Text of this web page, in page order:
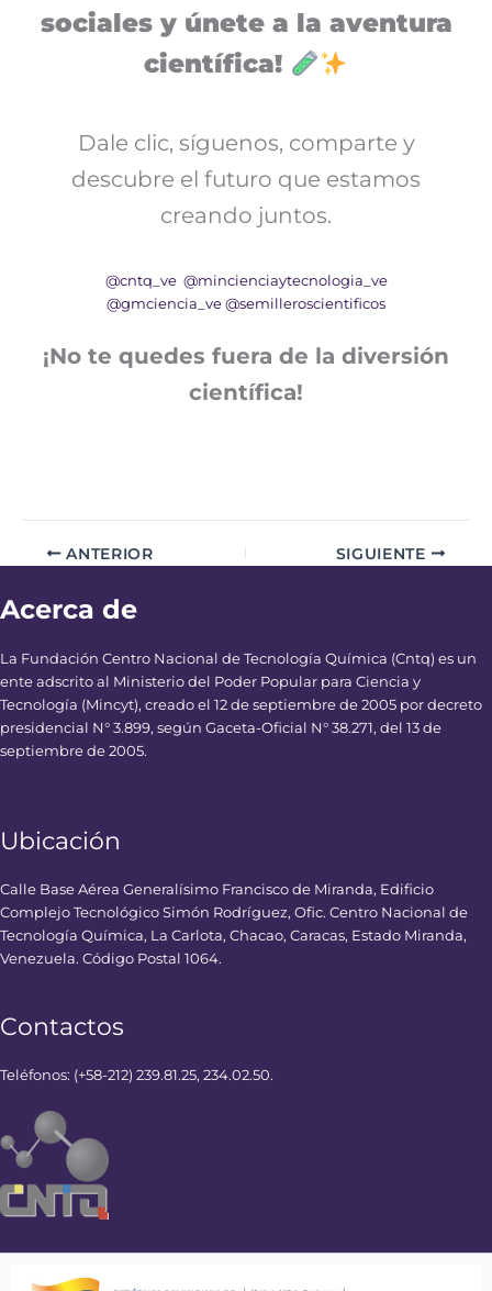
sociales y únete a la aventura
científica!
Dale clic, síguenos, comparte y
descubre el futuro que estamos
creando juntos.
@cntq_ve @mincienciaytecnologia_ve
@gmciencia_ve @semilleroscientificos
¡No te quedes fuera de la diversión
científica!
ANTERIOR SIGUIENTE
Acerca de
La Fundación Centro Nacional de Tecnología Química (Cntq) es un
ente adscrito al Ministerio del Poder Popular para Ciencia y
Tecnología (Mincyt), creado el 12 de septiembre de 2005 por decreto
presidencial N° 3.899, según Gaceta-Oficial N° 38.271, del 13 de
septiembre de 2005.
Ubicación
Calle Base Aérea Generalísimo Francisco de Miranda, Edificio
Complejo Tecnológico Simón Rodríguez, Ofic. Centro Nacional de
Tecnología Química, La Carlota, Chacao, Caracas, Estado Miranda,
Venezuela. Código Postal 1064.
Contactos
Teléfonos: (+58-212) 239.81.25, 234.02.50.